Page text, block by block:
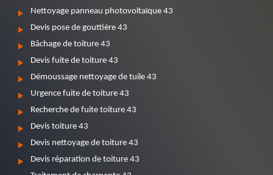
Nettoyage panneau photovoltaïque 43
Devis pose de gouttière 43
Bâchage de toiture 43
Devis fuite de toiture 43
Démoussage nettoyage de tuile 43
Urgence fuite de toiture 43
Recherche de fuite toiture 43
Devis toiture 43
Devis nettoyage de toiture 43
Devis réparation de toiture 43